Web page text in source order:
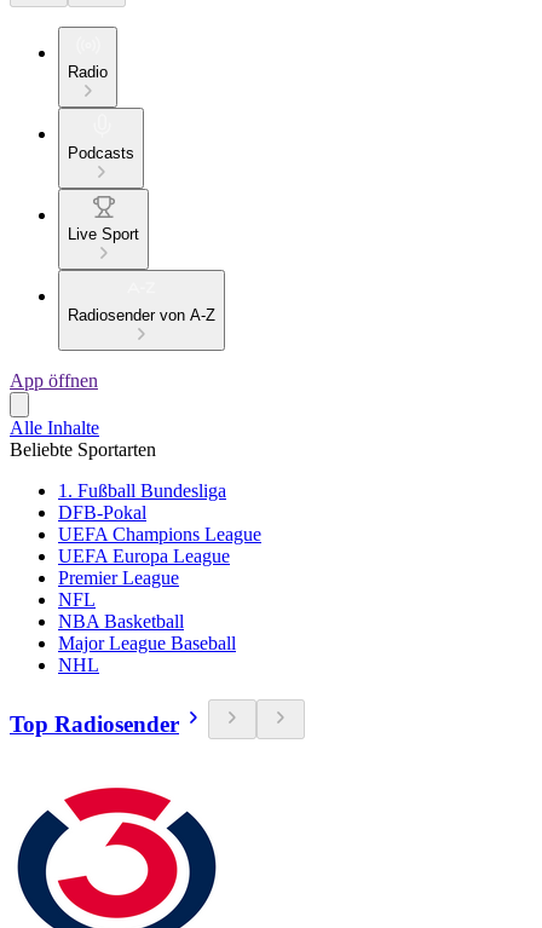
Radio
Podcasts
Live Sport
Radiosender von A-Z
App öffnen
Alle Inhalte
Beliebte Sportarten
1. Fußball Bundesliga
DFB-Pokal
UEFA Champions League
UEFA Europa League
Premier League
NFL
NBA Basketball
Major League Baseball
NHL
Top Radiosender